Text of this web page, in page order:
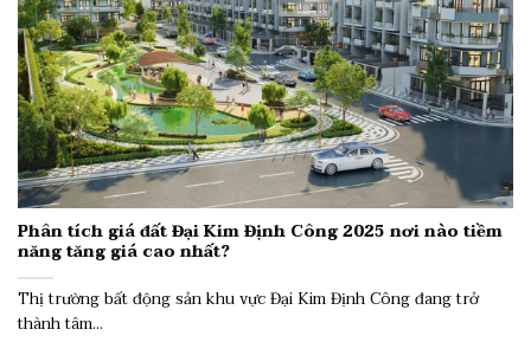
Phân tích giá đất Đại Kim Định Công 2025 nơi nào tiềm
năng tăng giá cao nhất?
Thị trường bất động sản khu vực Đại Kim Định Công đang trở
thành tâm...